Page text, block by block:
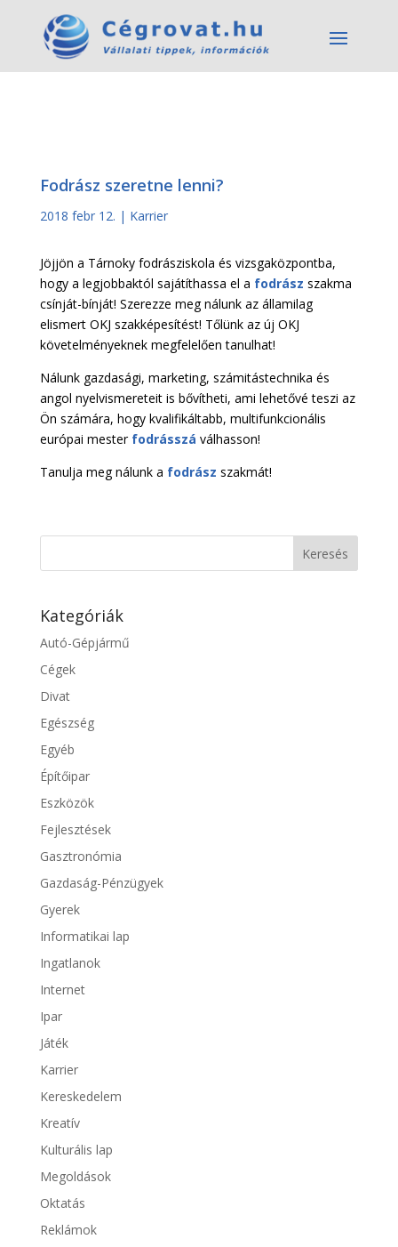
Fodrász szeretne lenni?
2018 febr 12. | Karrier
Jöjjön a Tárnoky fodrásziskola és vizsgaközpontba,
hogy a legjobbaktól sajátíthassa el a fodrász szakma
csínját-bínját! Szerezze meg nálunk az államilag
elismert OKJ szakképesítést! Tőlünk az új OKJ
követelményeknek megfelelően tanulhat!
Nálunk gazdasági, marketing, számitástechnika és
angol nyelvismereteit is bővítheti, ami lehetővé teszi az
Ön számára, hogy kvalifikáltabb, multifunkcionális
európai mester fodrásszá válhasson!
Tanulja meg nálunk a fodrász szakmát!
Kategóriák
Autó-Gépjármű
Cégek
Divat
Egészség
Egyéb
Építőipar
Eszközök
Fejlesztések
Gasztronómia
Gazdaság-Pénzügyek
Gyerek
Informatikai lap
Ingatlanok
Internet
Ipar
Játék
Karrier
Kereskedelem
Kreatív
Kulturális lap
Megoldások
Oktatás
Reklámok